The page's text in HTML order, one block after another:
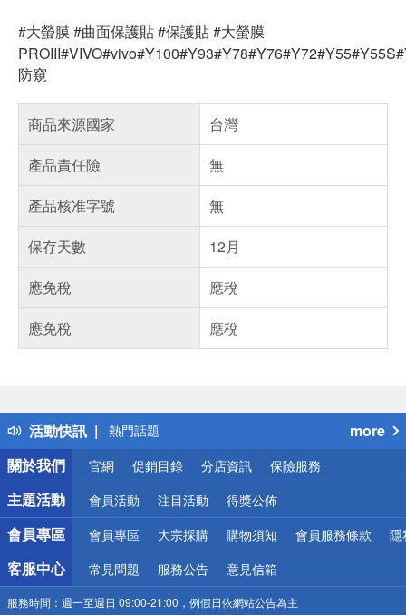
#大螢膜 #曲面保護貼 #保護貼 #大螢膜
防窺
商品來源國家
台灣
產品責任險
無
產品核准字號
無
保存天數
12月
應免稅
應稅
應免稅
應稅
活動快訊
得獎公告
熱門話題
銀行優惠
偏遠地區配送
詐騙網頁！請小心！
more
關於我們
官網 促銷目錄 分店資訊 保險服務
主題活動 會員活動 注目活動 得獎公佈
會員專區 會員專區 大宗採購 購物須知 會員服務條款 隱
客服中心 常見問題 服務公告 意見信箱
服務時間： 週一至週日 09:00-21:00，例假日依網站公告為主